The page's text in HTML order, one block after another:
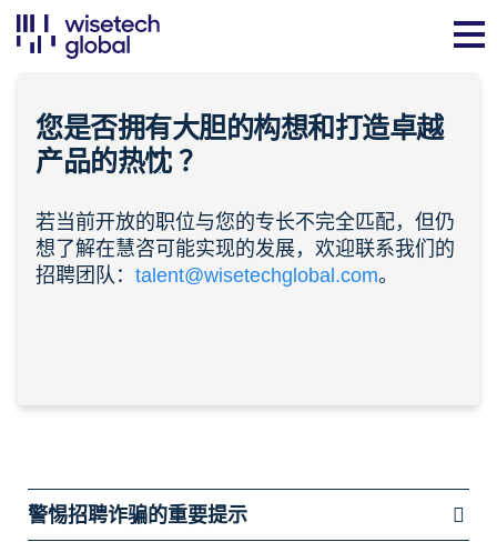
您是否拥有大胆的构想和打造卓越
产品的热忱？
若当前开放的职位与您的专长不完全匹配，但仍
想了解在慧咨可能实现的发展，欢迎联系我们的
招聘团队： talent@wisetechglobal.com。
警惕招聘诈骗的重要提示